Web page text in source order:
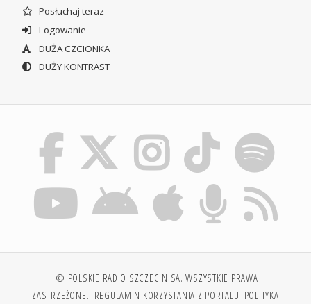
Posłuchaj teraz
Logowanie
DUŻA CZCIONKA
DUŻY KONTRAST
© POLSKIE RADIO SZCZECIN SA. WSZYSTKIE PRAWA
ZASTRZEŻONE. REGULAMIN KORZYSTANIA Z PORTALU POLITYKA